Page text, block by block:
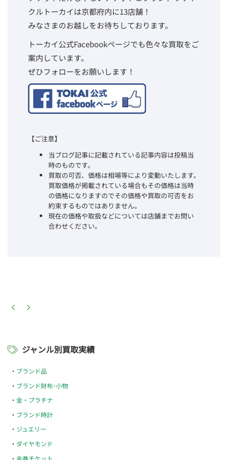
クルトーカイは京都府内に13店舗！
みなさまのお越しをお待ちしております。
トーカイ公式Facebookページでも色々な買取をご
案内しています。
ぜひフォローをお願いします！
【ご注意】
当ブログ記事に記載されている記事内容は投稿当
時のものです。
買取の可否、価格は相場等により変動いたします。
買取価格が掲載されている場合もその価格は当時
の価格になりますのでその価格や買取の可否をお
約束するものではありません。
現在の価格や取扱などについては店舗までお問い
合わせください。
ジャンル別買取実績
ブランド品
ブランド財布･小物
金・プラチナ
ブランド時計
ジュエリー
ダイヤモンド
金券チケット